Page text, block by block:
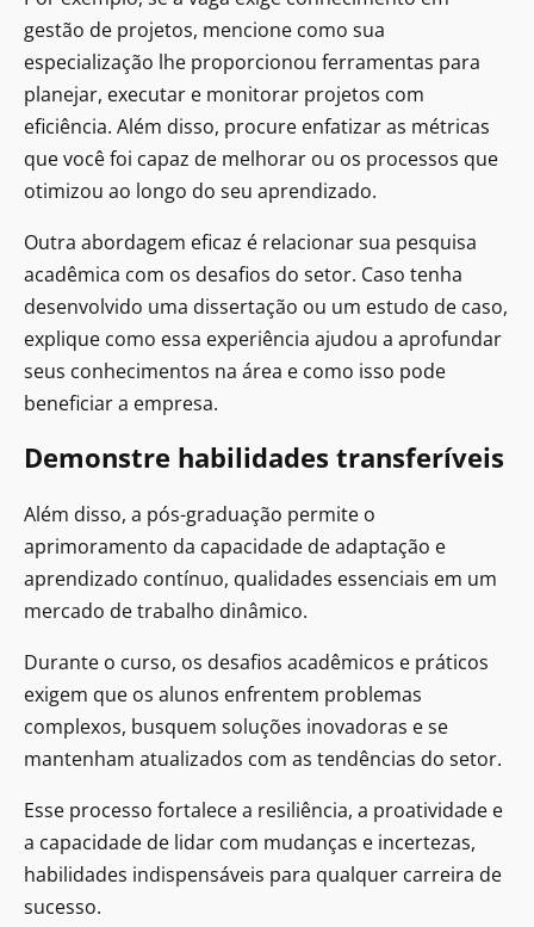
gestão de projetos, mencione como sua
especialização lhe proporcionou ferramentas para
planejar, executar e monitorar projetos com
eficiência. Além disso, procure enfatizar as métricas
que você foi capaz de melhorar ou os processos que
otimizou ao longo do seu aprendizado.
Outra abordagem eficaz é relacionar sua pesquisa
acadêmica com os desafios do setor. Caso tenha
desenvolvido uma dissertação ou um estudo de caso,
explique como essa experiência ajudou a aprofundar
seus conhecimentos na área e como isso pode
beneficiar a empresa.
Demonstre habilidades transferíveis
Além disso, a pós-graduação permite o
aprimoramento da capacidade de adaptação e
aprendizado contínuo, qualidades essenciais em um
mercado de trabalho dinâmico.
Durante o curso, os desafios acadêmicos e práticos
exigem que os alunos enfrentem problemas
complexos, busquem soluções inovadoras e se
mantenham atualizados com as tendências do setor.
Esse processo fortalece a resiliência, a proatividade e
a capacidade de lidar com mudanças e incertezas,
habilidades indispensáveis para qualquer carreira de
sucesso.